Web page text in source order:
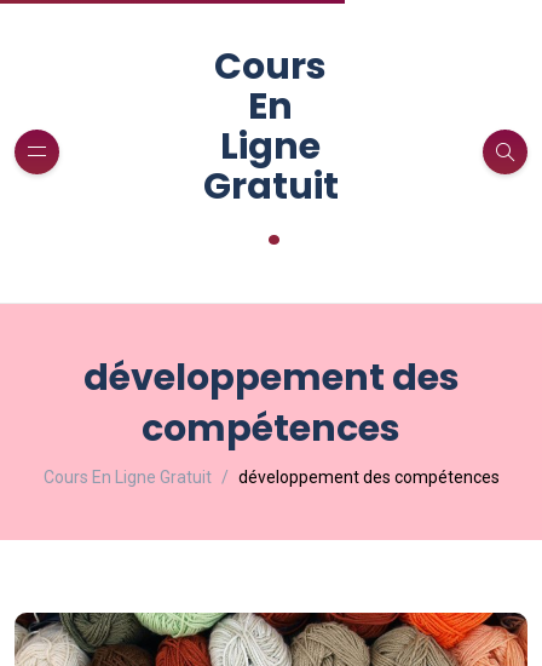
Cours
En
Ligne
Gratuit
.
développement des
compétences
Cours En Ligne Gratuit développement des compétences